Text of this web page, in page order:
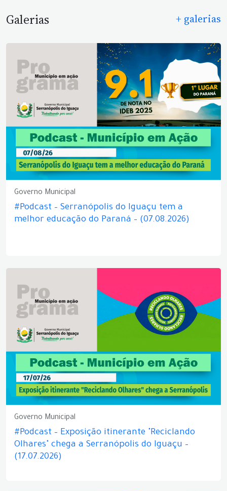
Galerias + galerias
Governo Municipal
#Podcast – Serranópolis do Iguaçu tem a
melhor educação do Paraná – (07.08.2026)
Governo Municipal
#Podcast – Exposição itinerante "Reciclando
Olhares" chega a Serranópolis do Iguaçu –
(17.07.2026)